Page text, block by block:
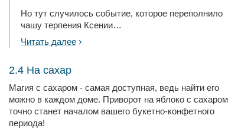
Но тут случилось событие, которое переполнило
чашу терпения Ксении…
Читать далее
2.4 На сахар
Магия с сахаром - самая доступная, ведь найти его
можно в каждом доме. Приворот на яблоко с сахаром
точно станет началом вашего букетно-конфетного
периода!